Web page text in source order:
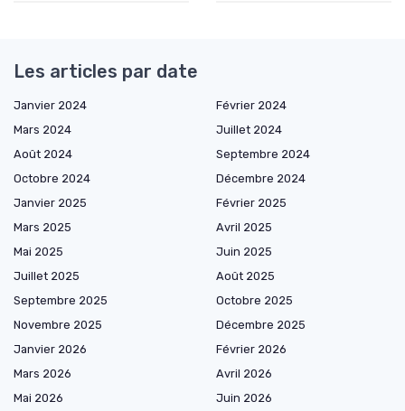
Les articles par date
Janvier 2024
Février 2024
Mars 2024
Juillet 2024
Août 2024
Septembre 2024
Octobre 2024
Décembre 2024
Janvier 2025
Février 2025
Mars 2025
Avril 2025
Mai 2025
Juin 2025
Juillet 2025
Août 2025
Septembre 2025
Octobre 2025
Novembre 2025
Décembre 2025
Janvier 2026
Février 2026
Mars 2026
Avril 2026
Mai 2026
Juin 2026